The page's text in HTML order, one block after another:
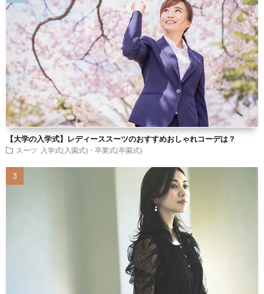
【大学の入学式】レディーススーツのおすすめおしゃれコーデは？
スーツ 入学式(入園式)・卒業式(卒園式)